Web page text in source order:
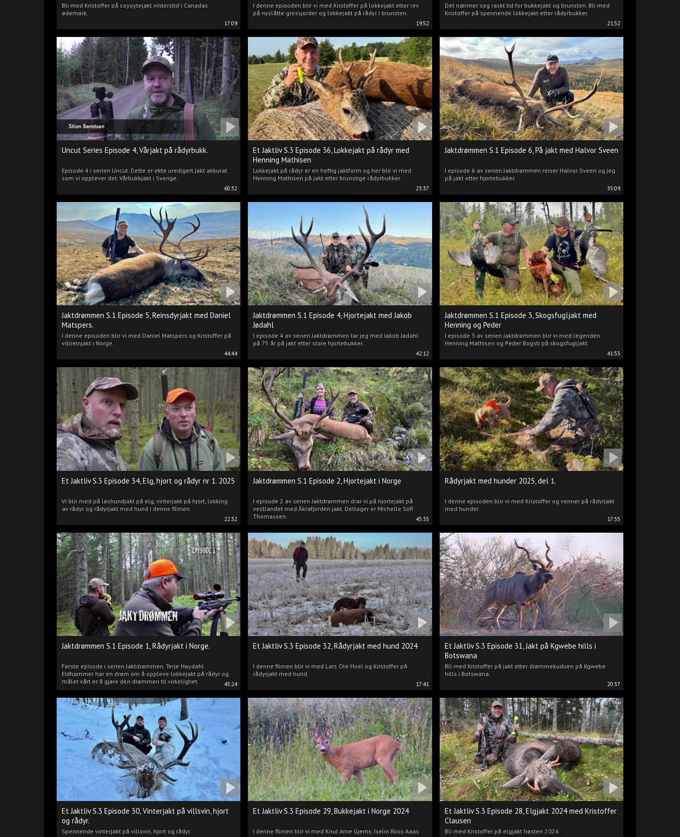
17:09
Bli med Kristoffer på coyoytejakt vinterstid i Canadas
ødemark.
19:52
I denne episoden blir vi med Kristoffer på lokkejakt etter rev
på nyslåtte gressjorder og lokkejakt på rådyr i brunsten.
21:52
Det nærmer seg raskt tid for bukkejakt og brunsten. Bli med
Kristoffer på spennende lokkejakt etter rådyrbukker.
60:32
Uncut Series Episode 4, Vårjakt på rådyrbukk.
Episode 4 i serien Uncut. Dette er ekte uredigert jakt akkurat
som vi opplever det. Vårbukkjakt i Sverige.
23:37
Et Jaktliv S.3 Episode 36, Lokkejakt på rådyr med
Henning Mathisen
Lokkejakt på rådyr er en heftig jaktform og her blir vi med
Henning Mathisen på jakt etter brunstige rådyrbukker.
35:09
Jaktdrømmen S.1 Episode 6, På jakt med Halvor Sveen
I episode 6 av serien Jaktdrømmen reiser Halvor Sveen og jeg
på jakt etter hjortebukker.
44:44
Jaktdrømmen S.1 Episode 5, Reinsdyrjakt med Daniel
Matspers.
I denne episoden blir vi med Daniel Matspers og Kristoffer på
villreinjakt i Norge.
42:12
Jaktdrømmen S.1 Episode 4, Hjortejakt med Jakob
Jødahl
I episode 4 av serien Jaktdrømmen tar jeg med Jakob Jødahl
på 75 år på jakt etter store hjortebukker.
41:53
Jaktdrømmen S.1 Episode 3, Skogsfugljakt med
Henning og Peder
I episode 3 av serien Jaktdrømmen blir vi med legenden
Henning Mathisen og Peder Bogsti på skogsfugljakt.
22:32
Et Jaktliv S.3 Episode 34, Elg, hjort og rådyr nr 1. 2025
Vi blir med på løshundjakt på elg, vinterjakt på hjort, lokking
av rådyr og rådyrjakt med hund i denne filmen.
45:35
Jaktdrømmen S.1 Episode 2, Hjortejakt i Norge
I episode 2 av serien Jaktdrømmen drar vi på hjortejakt på
vestlandet med Åkrafjorden jakt. Deltager er Michelle Sofi
Thomassen.
17:55
Rådyrjakt med hunder 2025, del 1.
I denne episoden blir vi med Kristoffer og venner på rådyrjakt
med hunder.
45:24
Jaktdrømmen S.1 Episode 1, Rådyrjakt i Norge.
Første episode i serien Jaktdrømmen. Terje Høydahl
Eidhammer har en drøm om å oppleve lokkejakt på rådyr og
målet vårt er å gjøre den drømmen til virkelighet.
17:41
Et Jaktliv S.3 Episode 32, Rådyrjakt med hund 2024
I denne filmen blir vi med Lars Ole Hoel og Kristoffer på
rådyrjakt med hund.
20:37
Et Jaktliv S.3 Episode 31, Jakt på Kgwebe hills i
Botswana
Bli med Kristoffer på jakt etter drømmekuduen på Kgwebe
hills i Botswana.
Et Jaktliv S.3 Episode 30, Vinterjakt på villsvin, hjort
og rådyr.
Spennende vinterjakt på villsvin, hjort og rådyr.
Et Jaktliv S.3 Episode 29, Bukkejakt i Norge 2024
I denne filmen blir vi med Knut Arne Gjems, Iselin Roos Aaas
Et Jaktliv S.3 Episode 28, Elgjakt 2024 med Kristoffer
Clausen
Bli med Kristoffer på elgjakt høsten 2024.